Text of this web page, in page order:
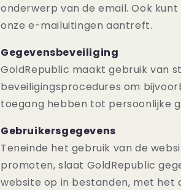
onderwerp van de email. Ook
onze e-mailuitingen aantreft.
Gegevensbeveiliging
GoldRepublic maakt gebruik van
beveiligingsprocedures om
toegang hebben tot persoonlijke
Gebruikersgegevens
Teneinde het gebruik van de
promoten, slaat GoldRepublic
website op in bestanden, met het